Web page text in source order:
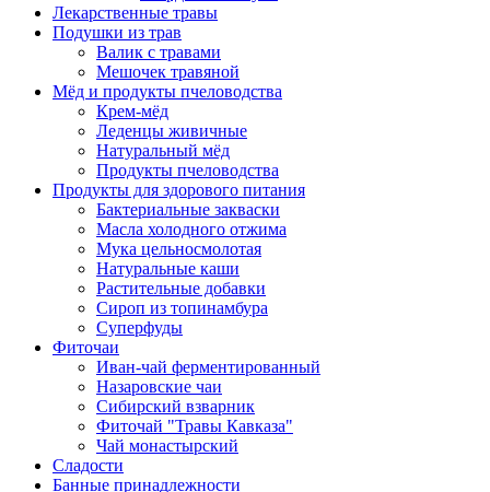
Лекарственные травы
Подушки из трав
Валик с травами
Мешочек травяной
Мёд и продукты пчеловодства
Крем-мёд
Леденцы живичные
Натуральный мёд
Продукты пчеловодства
Продукты для здорового питания
Бактериальные закваски
Масла холодного отжима
Мука цельносмолотая
Натуральные каши
Растительные добавки
Сироп из топинамбура
Суперфуды
Фиточаи
Иван-чай ферментированный
Назаровские чаи
Сибирский взварник
Фиточай "Травы Кавказа"
Чай монастырский
Сладости
Банные принадлежности